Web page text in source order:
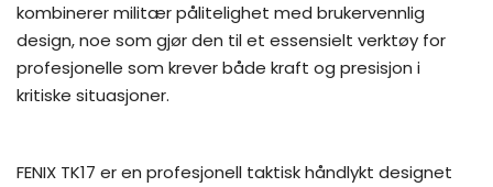
kombinerer militær pålitelighet med brukervennlig
design, noe som gjør den til et essensielt verktøy for
profesjonelle som krever både kraft og presisjon i
kritiske situasjoner.
FENIX TK17 er en profesjonell taktisk håndlykt designet